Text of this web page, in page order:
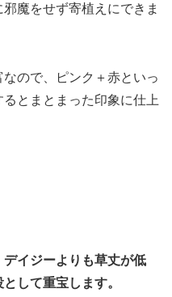
魔をせず寄植えにできま
ので、ピンク＋赤といっ
とまとまった印象に仕上
イジーよりも草丈が低
して重宝します。